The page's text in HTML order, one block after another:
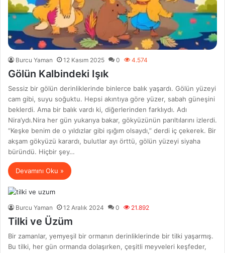
Burcu Yaman 12 Kasım 2025 0 4.574
Gölün Kalbindeki Işık
Sessiz bir gölün derinliklerinde binlerce balık yaşardı. Gölün yüzeyi
cam gibi, suyu soğuktu. Hepsi akıntıya göre yüzer, sabah güneşini
beklerdi. Ama bir balık vardı ki, diğerlerinden farklıydı. Adı
Nira’ydı.Nira her gün yukarıya bakar, gökyüzünün parıltılarını izlerdi.
“Keşke benim de o yıldızlar gibi ışığım olsaydı,” derdi iç çekerek. Bir
akşam gökyüzü karardı, bulutlar ayı örttü, gölün yüzeyi siyaha
büründü. Hiçbir şey…
Devamını Oku »
Burcu Yaman 12 Aralık 2024 0 21.892
Tilki ve Üzüm
Bir zamanlar, yemyeşil bir ormanın derinliklerinde bir tilki yaşarmış.
Bu tilki, her gün ormanda dolaşırken, çeşitli meyveleri keşfeder,